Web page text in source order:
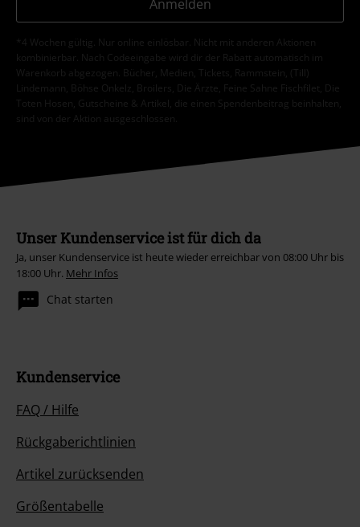
Anmelden
*4 Wochen gültig. Nur online einlösbar. Nicht mit anderen Aktionen
kombinierbar. Nach Codeeingabe wird dir der Rabatt automatisch im
Warenkorb abgezogen. Bücher, Medien, Tickets, Rammstein, (Till)
Lindemann, Böhse Onkelz, Broilers, Die Ärzte, Feine Sahne Fischfilet, Die
Toten Hosen, Gutscheine & Artikel, die einen Spendenbeitrag beinhalten,
sind von der Aktion ausgeschlossen.
Unser Kundenservice ist für dich da
Ja, unser Kundenservice ist heute wieder erreichbar von 08:00 Uhr bis
18:00 Uhr. Mehr Infos
Chat starten
Kundenservice
FAQ / Hilfe
Rückgaberichtlinien
Artikel zurücksenden
Größentabelle